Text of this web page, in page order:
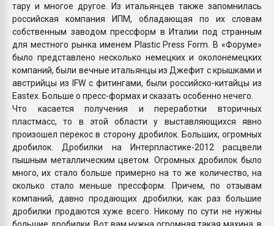
тару и многое другое. Из итальянцев также запомнилась
российская компания ИПМ, обладающая по их словам
собственным заводом прессформ в Италии под странным
для местного рынка именем Plastic Press Form. В «Форуме»
было представлено несколько немецких и околонемецких
компаний, были вечные итальянцы из Джефит с крышками и
австрийцы из IFW с фитингами, были российско-китайцы из
Eastex. Больше о пресс-формах и сказать особенно нечего.
Что касается получения и переработки вторичных
пластмасс, то в этой области у выставляющихся явно
произошел перекос в сторону дробилок. Больших, огромных
дробилок. Дробилки на Интерпластике-2012 расцвели
пышным металлическим цветом. Огромных дробилок было
много, их стало больше примерно на то же количество, на
сколько стало меньше прессформ. Причем, по отзывам
компаний, давно продающих дробилки, как раз большие
дробилки продаются хуже всего. Никому по сути не нужны
большие дробилки. Вот вам нужна огромная такая махина, в